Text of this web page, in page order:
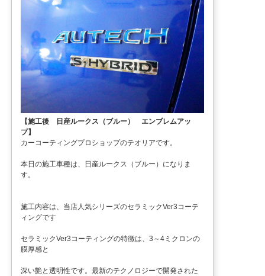
【施工後 日産ルークス（ブルー） エンブレムアッ
プ】
カーコーティングプロショップのテオリアです。
本日の施工車種は、日産ルークス（ブルー）になりま
す。
施工内容は、当店人気シリーズのセラミックVer3コーテ
ィングです
セラミックVer3コーティングの特徴は、3～4ミクロンの
膜厚感と
深い艶と透明性です。最新のテクノロジーで開発された